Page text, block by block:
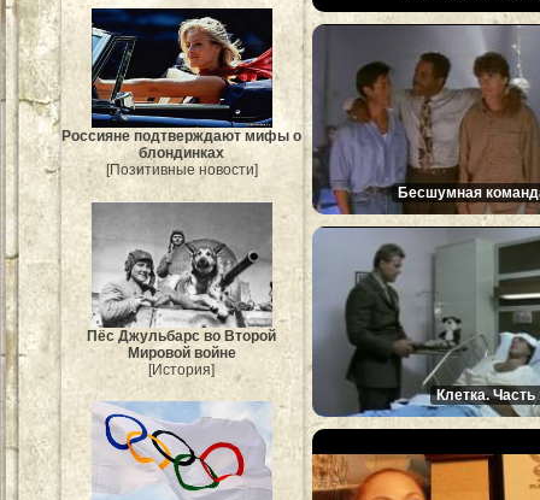
Россияне подтверждают мифы о
блондинках
[Позитивные новости]
Пёс Джульбарс во Второй
Мировой войне
[История]
Бесшумная
Клетка. Часть